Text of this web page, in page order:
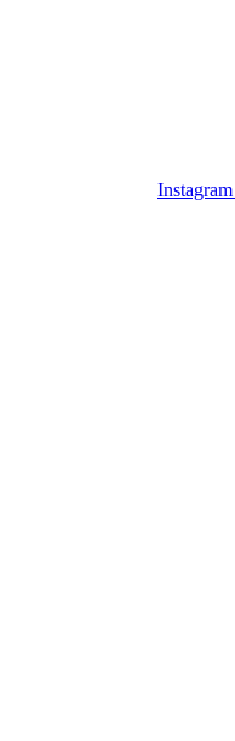
Instagram